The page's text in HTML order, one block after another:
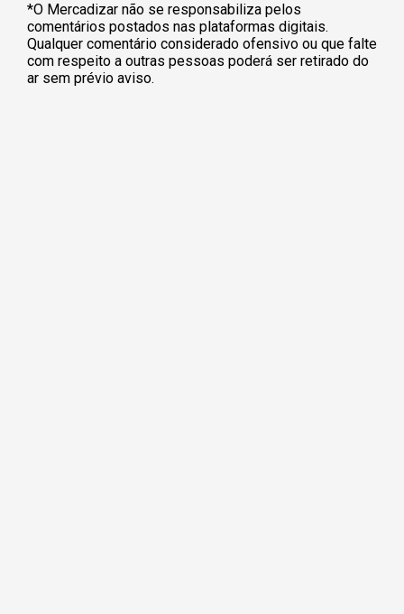
*O Mercadizar não se responsabiliza pelos
comentários postados nas plataformas digitais.
Qualquer comentário considerado ofensivo ou que falte
com respeito a outras pessoas poderá ser retirado do
ar sem prévio aviso.